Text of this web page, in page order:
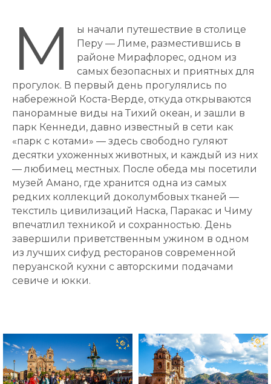
М
ы начали путешествие в столице
Перу — Лиме, разместившись в
районе Мирафлорес, одном из
самых безопасных и приятных для
прогулок. В первый день прогулялись по
набережной Коста-Верде, откуда открываются
панорамные виды на Тихий океан, и зашли в
парк Кеннеди, давно известный в сети как
«парк с котами» — здесь свободно гуляют
десятки ухоженных животных, и каждый из них
— любимец местных. После обеда мы посетили
музей Амано, где хранится одна из самых
редких коллекций доколумбовых тканей —
текстиль цивилизаций Наска, Паракас и Чиму
впечатлил техникой и сохранностью. День
завершили приветственным ужином в одном
из лучших сифуд ресторанов современной
перуанской кухни с авторскими подачами
севиче и юкки.